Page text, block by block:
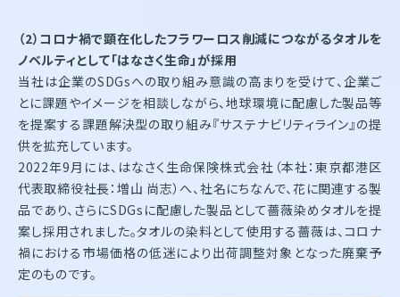
（2）コロナ禍で顕在化したフラワーロス削減につながるタオルを
ノベルティとして「はなさく生命」が採用
当社は企業のSDGsへの取り組み意識の高まりを受けて、企業ご
とに課題やイメージを相談しながら、地球環境に配慮した製品等
を提案する課題解決型の取り組み『サステナビリティライン』の提
供を拡充しています。
2022年9月には、はなさく生命保険株式会社（本社：東京都港区
代表取締役社長：増山 尚志）へ、社名にちなんで、花に関連する製
品であり、さらにSDGsに配慮した製品として薔薇染めタオルを提
案し採用されました。タオルの染料として使用する薔薇は、コロナ
禍における市場価格の低迷により出荷調整対象となった廃棄予
定のものです。